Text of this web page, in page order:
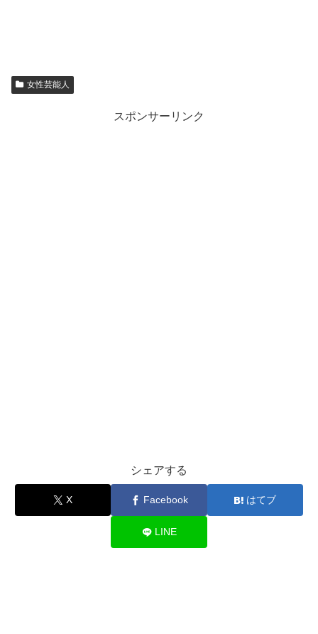
女性芸能人
スポンサーリンク
シェアする
X Facebook はてブ
LINE